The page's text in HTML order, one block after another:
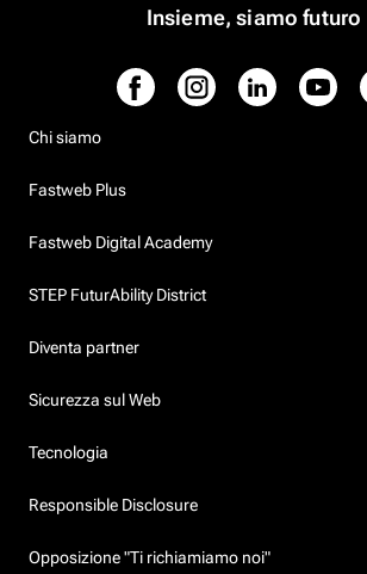
Insieme, siamo futuro
Chi siamo
Fastweb Plus
Fastweb Digital Academy
STEP FuturAbility District
Diventa partner
Sicurezza sul Web
Tecnologia
Responsible Disclosure
Opposizione "Ti richiamiamo noi"